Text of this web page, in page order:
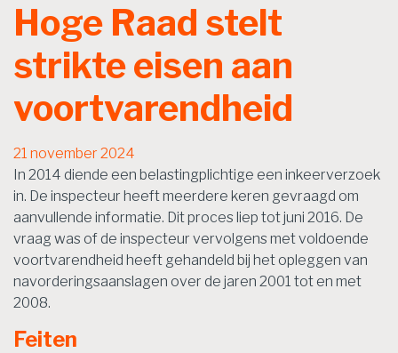
Hoge Raad stelt
strikte eisen aan
voortvarendheid
21 november 2024
In 2014 diende een belastingplichtige een inkeerverzoek
in. De inspecteur heeft meerdere keren gevraagd om
aanvullende informatie. Dit proces liep tot juni 2016. De
vraag was of de inspecteur vervolgens met voldoende
voortvarendheid heeft gehandeld bij het opleggen van
navorderingsaanslagen over de jaren 2001 tot en met
2008.
Feiten